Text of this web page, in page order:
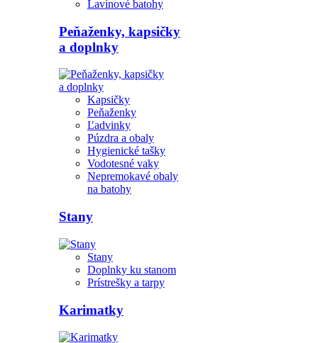
Lavínové batohy
Peňaženky, kapsičky
a doplnky
Kapsičky
Peňaženky
Ľadvinky
Púzdra a obaly
Hygienické tašky
Vodotesné vaky
Nepremokavé obaly
na batohy
Stany
Stany
Doplnky ku stanom
Prístrešky a tarpy
Karimatky